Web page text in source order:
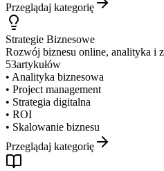
Przeglądaj kategorię
Strategie Biznesowe
Rozwój biznesu online, analityka i
53artykułów
• Analityka biznesowa
• Project management
• Strategia digitalna
• ROI
• Skalowanie biznesu
Przeglądaj kategorię